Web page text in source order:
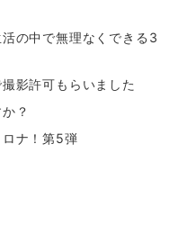
の中で無理なくできる3
影許可もらいました
？
ナ！第5弾